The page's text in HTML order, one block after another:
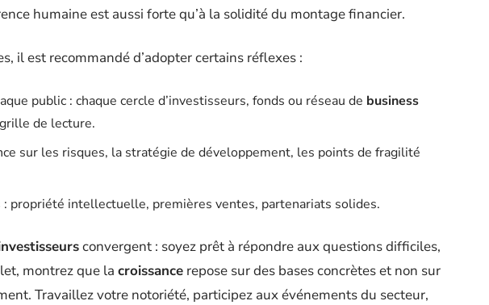
humaine est aussi forte qu’à la solidité du montage financier.
il est recommandé d’adopter certains réflexes :
public : chaque cercle d’investisseurs, fonds ou réseau de business
de lecture.
sur les risques, la stratégie de développement, les points de fragilité
propriété intellectuelle, premières ventes, partenariats solides.
convergent : soyez prêt à répondre aux questions difficiles,
montrez que la croissance repose sur des bases concrètes et non sur
Travaillez votre notoriété, participez aux événements du secteur,